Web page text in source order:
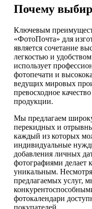
Почему
Ключевым
«ФотоПочта» для
является сочетание
легкостью и
использует
фотопечати и
ведущих мировых
превосходное
продукции.
Мы предлагаем
перекидных и
каждый из которых
индивидуальные
добавления личных
фотографиями делает
уникальным.
предлагаемых услуг,
фотокалендари
покупателей.